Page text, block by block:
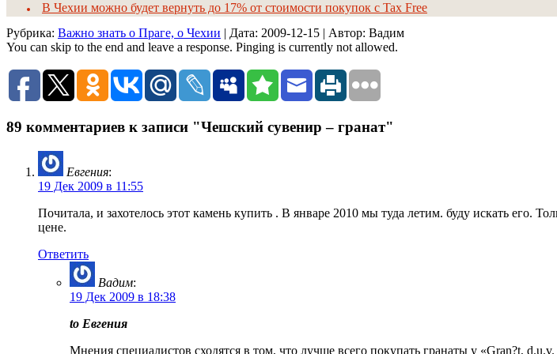
В Чехии можно будет вернуть до 17% от стоимости покупок с Tax Free
Рубрика: Важно знать о Праге, о Чехии | Дата: 2009-12-15 | Автор: Вадим
You can skip to the end and leave a response. Pinging is currently not allowed.
89 комментариев к записи "Чешский сувенир – гранат"
Евгения:
19 Дек 2009 в 11:55
Почитала, и захотелось этот камень купить . В январе 2010 мы туда летим. буду искать его.
цене.
Ответить
Вадим:
19 Дек 2009 в 18:38
to Евгения
Мнения специалистов сходятся в том, что лучше всего покупать гранаты у «Gran?t,